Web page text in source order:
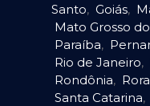
Santo, Goiás,
Mato Grosso
Paraíba,
Rio de Janeiro,
Rondônia,
Santa Catarina,